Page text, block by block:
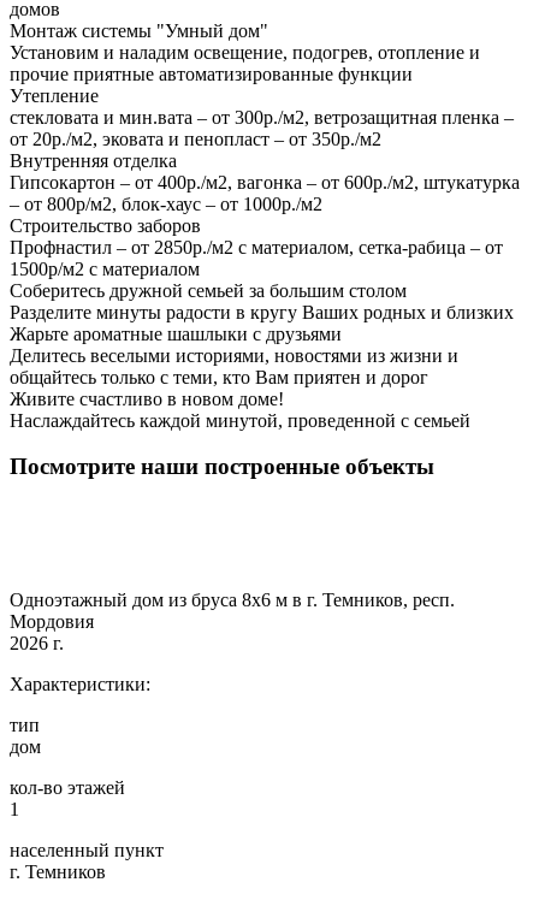
домов
Монтаж системы "Умный дом"
Установим и наладим освещение, подогрев, отопление и
прочие приятные автоматизированные функции
Утепление
стекловата и мин.вата – от 300р./м2, ветрозащитная пленка –
от 20р./м2, эковата и пенопласт – от 350р./м2
Внутренняя отделка
Гипсокартон – от 400р./м2, вагонка – от 600р./м2, штукатурка
– от 800р/м2, блок-хаус – от 1000р./м2
Строительство заборов
Профнастил – от 2850р./м2 с материалом, сетка-рабица – от
1500р/м2 с материалом
Соберитесь дружной семьей за большим столом
Разделите минуты радости в кругу Ваших родных и близких
Жарьте ароматные шашлыки с друзьями
Делитесь веселыми историями, новостями из жизни и
общайтесь только с теми, кто Вам приятен и дорог
Живите счастливо в новом доме!
Наслаждайтесь каждой минутой, проведенной с семьей
Посмотрите наши построенные объекты
Одноэтажный дом из бруса 8х6 м в г. Темников, респ.
Мордовия
2026 г.
Характеристики:
тип
дом
кол-во этажей
1
населенный пункт
г. Темников